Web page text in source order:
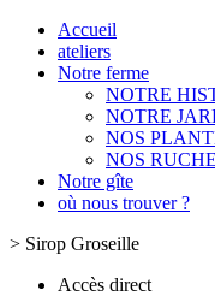
Accueil
ateliers
Notre ferme
NOTRE
NOTRE
NOS
NOS
Notre gîte
où nous trouver ?
> Sirop Groseille
Accès direct